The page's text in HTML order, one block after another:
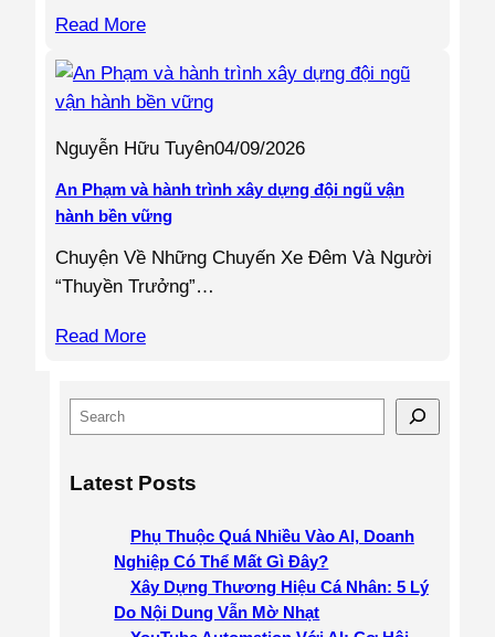
Read More
Nguyễn Hữu Tuyên04/09/2026
An Phạm và hành trình xây dựng đội ngũ vận
hành bền vững
Chuyện Về Những Chuyến Xe Đêm Và Người
“Thuyền Trưởng”…
Read More
S
e
r
Latest Posts
Phụ Thuộc Quá Nhiều Vào AI, Doanh
Nghiệp Có Thể Mất Gì Đây?
Xây Dựng Thương Hiệu Cá Nhân: 5 Lý
Do Nội Dung Vẫn Mờ Nhạt